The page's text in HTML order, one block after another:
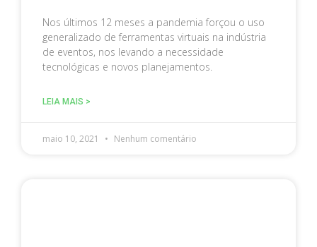
Nos últimos 12 meses a pandemia forçou o uso
generalizado de ferramentas virtuais na indústria
de eventos, nos levando a necessidade
tecnológicas e novos planejamentos.
LEIA MAIS >
maio 10, 2021 Nenhum comentário